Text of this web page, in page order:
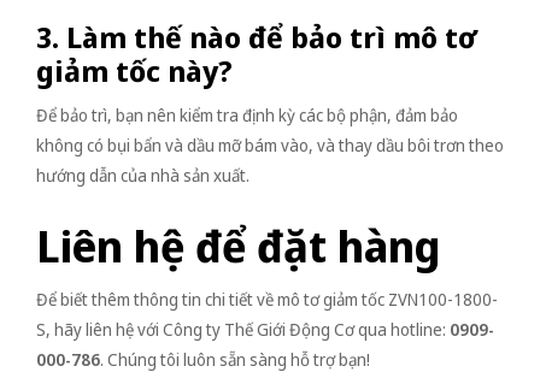
3. Làm thế nào để bảo trì mô tơ
giảm tốc này?
Để bảo trì, bạn nên kiểm tra định kỳ các bộ phận, đảm bảo
không có bụi bẩn và dầu mỡ bám vào, và thay dầu bôi trơn theo
hướng dẫn của nhà sản xuất.
Liên hệ để đặt hàng
Để biết thêm thông tin chi tiết về mô tơ giảm tốc ZVN100-1800-
S, hãy liên hệ với Công ty Thế Giới Động Cơ qua hotline: 0909-
000-786. Chúng tôi luôn sẵn sàng hỗ trợ bạn!